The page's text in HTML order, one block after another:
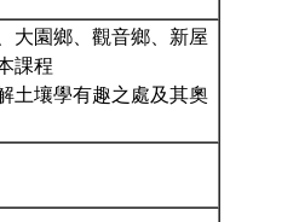
大園鄉、觀音鄉、新屋
課程
土壤學有趣之處及其奧